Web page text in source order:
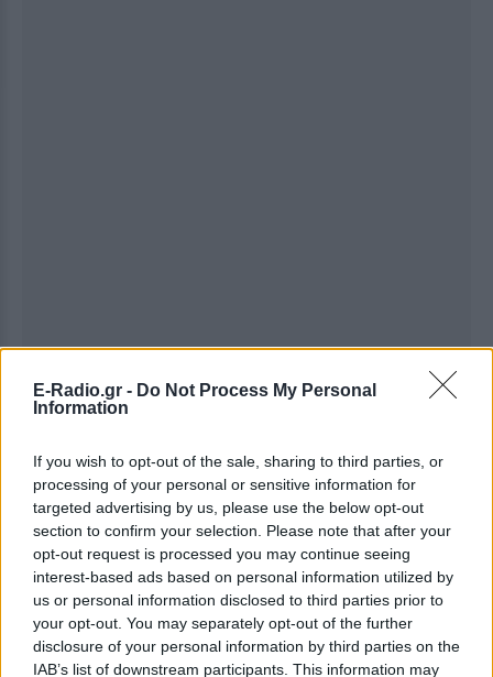
E-Radio.gr - Do Not Process My Personal
Information
If you wish to opt-out of the sale, sharing to third parties, or
processing of your personal or sensitive information for
targeted advertising by us, please use the below opt-out
section to confirm your selection. Please note that after your
opt-out request is processed you may continue seeing
interest-based ads based on personal information utilized by
us or personal information disclosed to third parties prior to
your opt-out. You may separately opt-out of the further
disclosure of your personal information by third parties on the
IAB’s list of downstream participants. This information may
Ακολουθήστε το E-Radio.gr στοGoogle News
και μάθετε πρώτοι
Εσύ μπήκες στο E-Daily.gr; Τα νέα της ημέρας
και ότι σου κάνει κλικ!
Ακολουθήστε το E-Radio.gr και στο Instagram
ΔΙΑΦΗΜΙΣΗ